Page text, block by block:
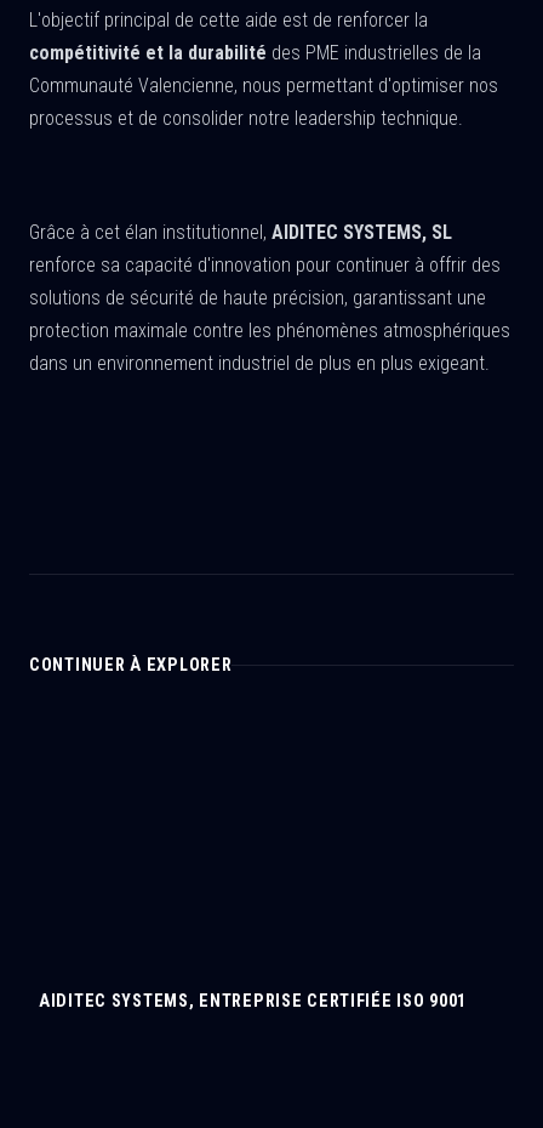
L'objectif principal de cette aide est de renforcer la
compétitivité et la durabilité des PME industrielles de la
Communauté Valencienne, nous permettant d'optimiser nos
processus et de consolider notre leadership technique.
Grâce à cet élan institutionnel, AIDITEC SYSTEMS, SL
renforce sa capacité d'innovation pour continuer à offrir des
solutions de sécurité de haute précision, garantissant une
protection maximale contre les phénomènes atmosphériques
dans un environnement industriel de plus en plus exigeant.
CONTINUER À EXPLORER
AIDITEC SYSTEMS, ENTREPRISE CERTIFIÉE ISO 9001